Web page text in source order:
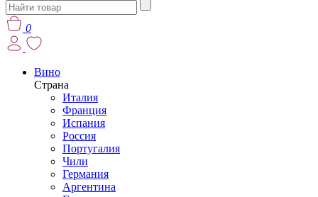
0
Вино
Страна
Италия
Франция
Испания
Россия
Португалия
Чили
Германия
Аргентина